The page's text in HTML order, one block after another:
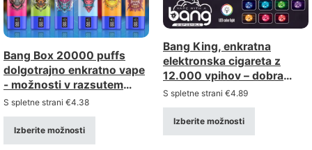
Bang Box 20000 puffs
dolgotrajno enkratno vape
- možnosti v razsutem
stanju z velikim popustom
S spletne strani €4.38
Izberite možnosti
Bang King, enkratna
elektronska cigareta z
12.000 vpihov – dobra
izbira, elektronska cigareta
z mrežasto žico, nakup v
večjih količinah,
veleprodaja
S spletne strani €4.89
Izberite možnosti